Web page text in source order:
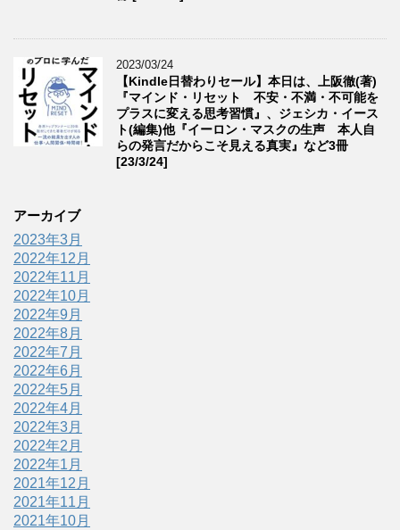
2023/03/24
【Kindle日替わりセール】本日は、上阪徹(著)
『マインド・リセット 不安・不満・不可能を
プラスに変える思考習慣』、ジェシカ・イース
ト(編集)他『イーロン・マスクの生声 本人自
らの発言だからこそ見える真実』など3冊
[23/3/24]
アーカイブ
2023年3月
2022年12月
2022年11月
2022年10月
2022年9月
2022年8月
2022年7月
2022年6月
2022年5月
2022年4月
2022年3月
2022年2月
2022年1月
2021年12月
2021年11月
2021年10月